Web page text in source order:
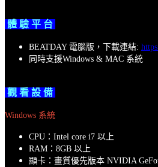
體 驗 平 台
BEATDAY 電腦版，下載連結:
同時支援Windows & MAC 系統
觀 看 設 備
Windows 系統
CPU：Intel core i7 以上
RAM：8GB 以上
顯卡：畫質優先版本 NVIDIA